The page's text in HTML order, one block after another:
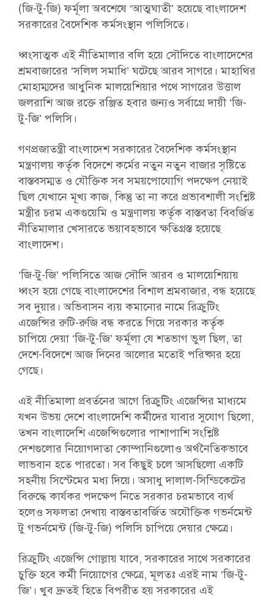
(জি-টু-জি) ফর্মূলা অবশেষে ‘আত্মঘাতী’ হয়েছে বাংলাদেশ
সরকারের বৈদেশিক কর্মসংস্থান পলিসিতে।
ধ্বংসাত্মক এই নীতিমালার বলি হয়ে সৌদিতে বাংলাদেশের
শ্রমবাজারের ‘সলিল সমাধি’ ঘটেছে আরব সাগরে। মাহাথির
মোহাম্মদের আধুনিক মালয়েশিয়ার পথে সাগরের উত্তাল
জলরাশি আজ রক্তে রঞ্জিত হবার জন্যও সর্বাগ্রে দায়ী ‘জি-
টু-জি’ পলিসি।
গণপ্রজাতন্ত্রী বাংলাদেশ সরকারের বৈদেশিক কর্মসংস্থান
মন্ত্রণালয় কর্তৃক বিদেশে কর্মের নতুন নতুন বাজার সৃষ্টিতে
বাস্তবসম্মত ও যৌক্তিক সব সময়পোযোগি পদক্ষেপ নেয়াই
ছিল যেখানে মূখ্য কাজ, কিন্তু তা না করে প্রভাবশালী সংশ্লিষ্ট
মন্ত্রীর চরম একগুয়েমি ও মন্ত্রণালয় কর্তৃক বাস্তবতা বিবর্জিত
নীতিমালার খেসারতে ভয়াবহভাবে ক্ষতিগ্রস্ত হয়েছে
বাংলাদেশ।
‘জি-টু-জি’ পলিসিতে আজ সৌদি আরব ও মালয়েশিয়ায়
ধ্বংস হয়ে গেছে বাংলাদেশের বিশাল শ্রমবাজার, বন্ধ হয়েছে
সব দুয়ার। অভিবাসন ব্যয় কমানোর নামে রিক্রুটিং
এজেন্সির রুটি-রুজি বন্ধ করতে গিয়ে সরকার কর্তৃক
চাপিয়ে দেয়া ‘জি-টু-জি’ ফর্মূলা যে শতভাগ ভুল ছিল, তা
দেশে-বিদেশে আজ দিনের আলোর মতোই পরিষ্কার হয়ে
গেছে।
এই নীতিমালা প্রবর্তনের আগে রিক্রুটিং এজেন্সির মাধ্যমে
যখন উভয় দেশে বাংলাদেশি কর্মীদের যাবার সুযোগ ছিলো,
তখন বাংলাদেশি এজেন্সিগুলোর পাশাপাশি সংশ্লিষ্ট
দেশগুলোর নিয়োগদাতা কোম্পানিগুলোও অর্থনৈতিকভাবে
লাভবান হতে পারতো। সব কিছুই চলে আসছিলো একটি
সহনীয় সিস্টেমের মধ্য দিয়ে। অসাধু দালাল-সিন্ডিকেটের
বিরুদ্ধে কার্যকর পদক্ষেপ নিতে সরকার চরমভাবে ব্যর্থ
হলেও সফলতা দেখায় বাস্তবতাবর্জিত অযৌক্তিক গভর্নমেন্ট
টু গভর্নমেন্ট (জি-টু-জি) পলিসি চাপিয়ে দেয়ার ক্ষেত্রে।
রিক্রুটিং এজেন্সি গোল্লায় যাবে, সরকারের সাথে সরকারের
চুক্তি হবে কর্মী নিয়োগের ক্ষেত্রে, মূলতঃ এরই নাম ‘জি-টু-
জি’। খুব দ্রুতই হিতে বিপরীত হয় সরকারের এই